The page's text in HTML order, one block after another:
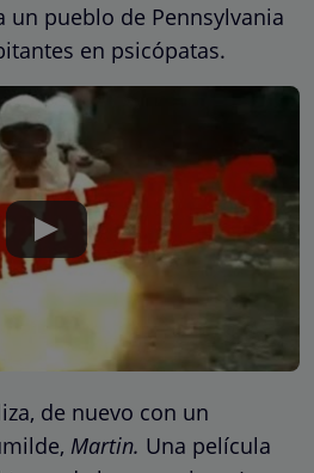
un pueblo de Pennsylvania
en psicópatas.
de nuevo con un
Martin. Una película